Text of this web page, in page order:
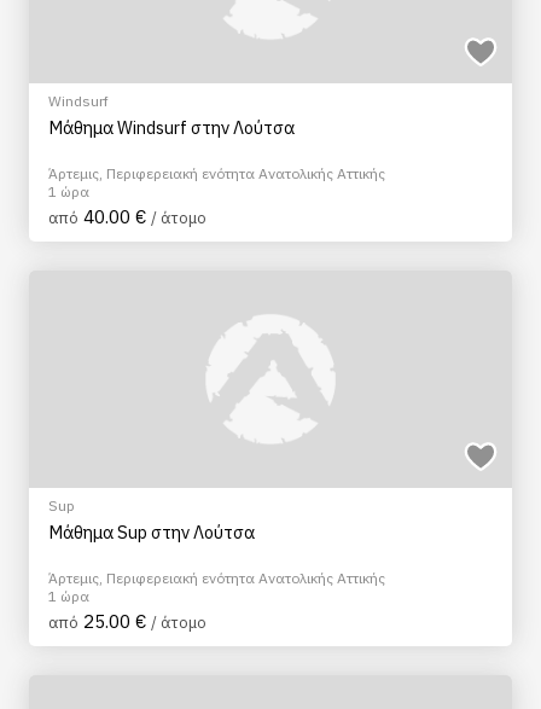
Windsurf
Μάθημα Windsurf στην Λούτσα
Άρτεμις, Περιφερειακή ενότητα Ανατολικής Αττικής
1 ώρα
από 40.00 € / άτομο
Sup
Μάθημα Sup στην Λούτσα
Άρτεμις, Περιφερειακή ενότητα Ανατολικής Αττικής
1 ώρα
από 25.00 € / άτομο